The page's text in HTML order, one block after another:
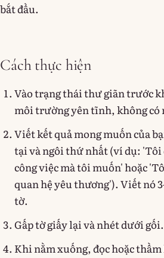
bắt đầu.
Cách thực hiện
Vào trạng thái thư giãn trước
môi trường yên tĩnh, không có
Viết kết quả mong muốn của
tại và ngôi thứ nhất (ví dụ: 'Tôi
công việc mà tôi muốn' hoặc
quan hệ yêu thương'). Viết nó
tờ.
Gấp tờ giấy lại và nhét dưới gối.
Khi nằm xuống, đọc hoặc